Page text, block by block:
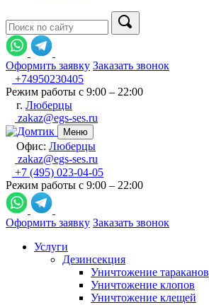
Оформить заявку Заказать звонок
+74950230405
Режим работы с 9:00 – 22:00
г. Люберцы
zakaz@egs-ses.ru
Меню
Офис: Люберцы
zakaz@egs-ses.ru
+7 (495) 023-04-05
Режим работы с 9:00 – 22:00
Оформить заявку Заказать звонок
Услуги
Дезинсекция
Уничтожение тараканов
Уничтожение клопов
Уничтожение клещей